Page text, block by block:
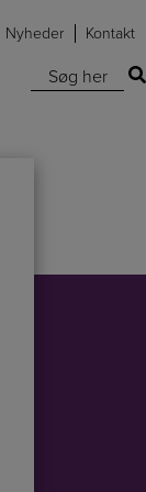
Nyheder Kontakt
Søg efter: